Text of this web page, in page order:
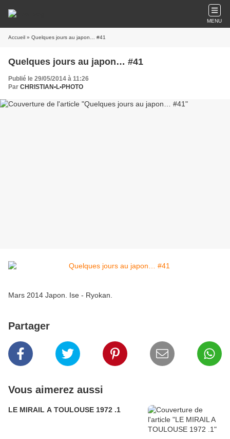
MENU
Accueil » Quelques jours au japon… #41
Quelques jours au japon… #41
Publié le 29/05/2014 à 11:26
Par CHRISTIAN•L•PHOTO
Mars 2014 Japon. Ise - Ryokan.
Partager
Vous aimerez aussi
LE MIRAIL A TOULOUSE 1972 .1